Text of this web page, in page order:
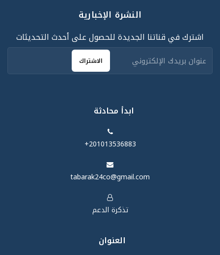
النشرة الإخبارية
اشترك في قناتنا الجديدة للحصول على أحدث التحديثات
الاشتراك
ابدأ محادثة
‪+201013536883‬
tabarak24co@gmail.com
تذكرة الدعم
العنوان